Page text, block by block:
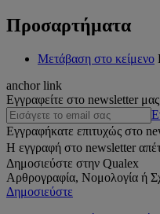
Προσαρτήματα
Μετάβαση στο κείμενο
anchor link
Εγγραφείτε στο newsletter μας
Εγγραφήκατε επιτυχώς στο
Η εγγραφή στο newsletter
Δημοσιεύστε στην Qualex
Αρθρογραφία, Νομολογία ή
Δημοσιεύστε